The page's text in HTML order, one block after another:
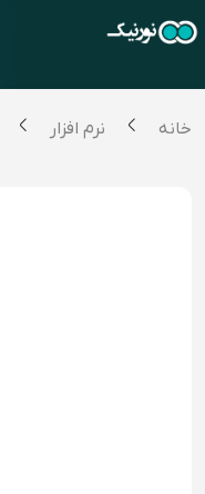
خانه نرم افزار